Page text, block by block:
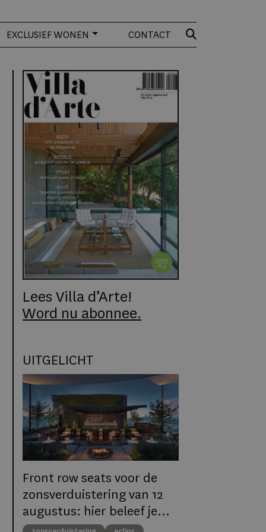
EXCLUSIEF WONEN CONTACT
Lees Villa d’Arte!
Word nu abonnee.
UITGELICHT
Front row seats voor de
zonsverduistering van 12
augustus: hier beleef je
het natuurfenomeen in